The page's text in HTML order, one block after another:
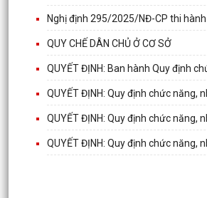
Nghị định 295/2025/NĐ-CP thi
QUY CHẾ DÂN CHỦ Ở CƠ SỞ
QUYẾT ĐỊNH: Ban hành Quy định
QUYẾT ĐỊNH: Quy định chức năng,
QUYẾT ĐỊNH: Quy định chức năng,
QUYẾT ĐỊNH: Quy định chức năng,